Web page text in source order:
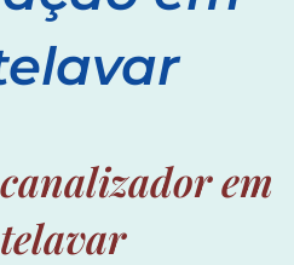
em